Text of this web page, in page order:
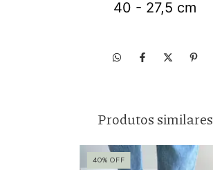
40 - 27,5 cm
Produtos similares
40% OFF